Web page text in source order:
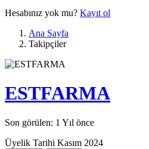
Hesabınız yok mu? Kayıt ol
Ana Sayfa
Takipçiler
ESTFARMA
Son görülen: 1 Yıl önce
Üyelik Tarihi Kasım 2024